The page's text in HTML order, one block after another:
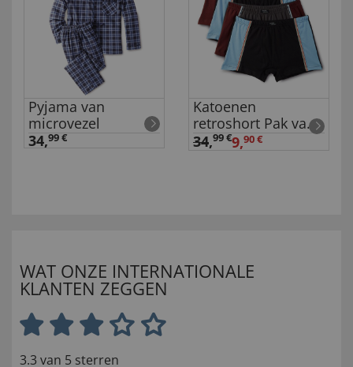
Pyjama van
microvezel
34,99 €
Katoenen
retroshort Pak van
4
34,99 €9,90 €
WAT ONZE INTERNATIONALE
KLANTEN ZEGGEN
3.3 van 5 sterren